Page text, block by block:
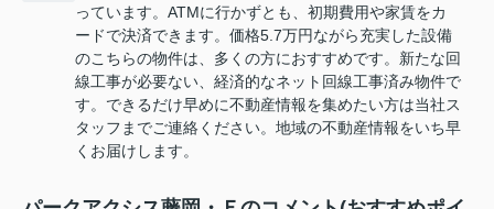
っています。ATMに行かずとも、初期費用や家賃をカ
ードで決済できます。価格5.7万円ながら充実した設備
のこちらの物件は、多くの方におすすめです。新たな回
線工事が必要ない、経済的なネット回線工事済み物件で
す。できるだけ早めに不動産情報を集めたい方は当社ス
タッフまでご連絡ください。地域の不動産情報をいち早
くお届けします。